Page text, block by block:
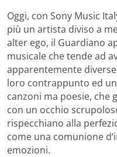
Oggi, con Sony Music
più un artista diviso a
alter ego, il Guardiano
musicale che tende ad
apparentemente
loro contrappunto ed
canzoni ma poesie, che
con un occhio
rispecchiano alla
come una comunione
emozioni.